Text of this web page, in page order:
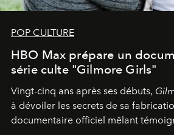
POP CULTURE
HBO Max prépare un
série culte "Gilmore Girls"
Vingt-cinq ans après ses débuts,
à dévoiler les secrets de sa
documentaire officiel mêlant